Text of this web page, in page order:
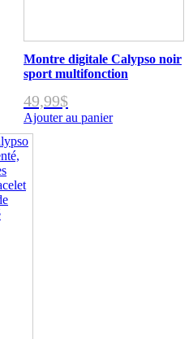
Montre digitale Calypso noir
sport multifonction
49,99$
Ajouter au panier